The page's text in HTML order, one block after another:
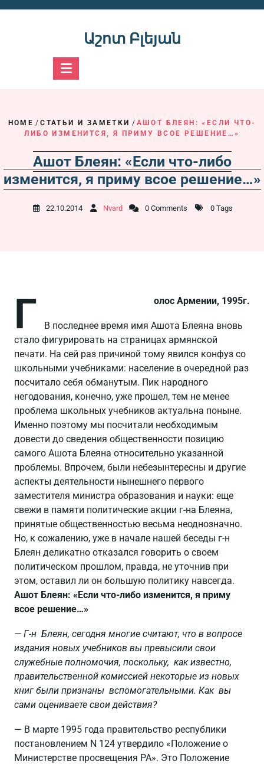
Աշոտ Բլեյան
HOME /СТАТЬИ И ЗАМЕТКИ / АШОТ БЛЕЯН: «ЕСЛИ ЧТО-
ЛИБО ИЗМЕНИТСЯ, Я ПРИМУ ВСОЕ РЕШЕНИЕ…»
Ашот Блеян: «Если что-либо
изменится, я приму всое решение…»
22.10.2014 Nvard 0 Comments 0 Tags
Г олос Армении, 1995г.
В последнее время имя Ашота Блеяна вновь
стало фигурировать на страницах армянской
печати. На сей раз причиной тому явился конфуз со
школьными учебниками: население в очередной раз
посчитало себя обманутым. Пик народного
негодования, конечно, уже прошел, тем не менее
проблема школьных учебников актуальна поныне.
Именно поэтому мы посчитали необходимым
довести до сведения общественности позицию
самого Ашота Блеяна относительно указанной
проблемы. Впрочем, были небезынтересны и другие
аспекты деятельности нынешнего первого
заместителя министра образования и науки: еще
свежи в памяти политические акции г-на Блеяна,
принятые общественностью весьма неоднозначно.
Но, к сожалению, уже в начале нашей беседы г-н
Блеян деликатно отказался говорить о своем
политическом прошлом, правда, не уточнив при
этом, оставил ли он большую политику навсегда.
Ашот Блеян: «Если что-либо изменится, я приму
всое решение…»
— Г-н Блеян, сегодня многие считают, что в вопросе
издания новых учебников вы превысили свои
служебные полномочия, поскольку, как известно,
правительственной комиссией некоторые из новых
книг были признаны вспомогательными. Как вы
сами оцениваете свои действия?
— В марте 1995 года правительство республики
постановлением N 124 утвердило «Положение о
Министерстве просвещения РА». Это Положение